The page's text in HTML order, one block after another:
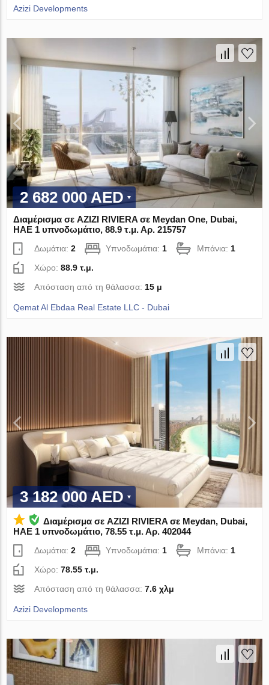
Azizi Developments
2 682 000 AED
Διαμέρισμα σε AZIZI RIVIERA σε Meydan One, Dubai,
ΗΑΕ 1 υπνοδωμάτιο, 88.9 τ.μ. Αρ. 215757
Δωμάτια:2 Υπνοδωμάτια:1 Μπάνια:1
Χώρο:88.9 τ.μ.
Απόσταση από τη θάλασσα:15 μ
Qemat Al Ebdaa Real Estate LLC - Dubai
3 182 000 AED
Διαμέρισμα σε AZIZI RIVIERA σε Meydan, Dubai,
ΗΑΕ 1 υπνοδωμάτιο, 78.55 τ.μ. Αρ. 402044
Δωμάτια:2 Υπνοδωμάτια: 1 Μπάνια: 1
Χώρο:78.55 τ.μ.
Απόσταση από τη θάλασσα:7.6 χλμ
Azizi Developments